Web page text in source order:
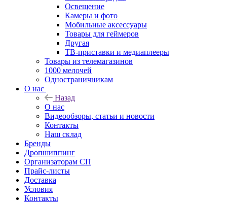
Освещение
Камеры и фото
Мобильные аксессуары
Товары для геймеров
Другая
ТВ-приставки и медиаплееры
Товары из телемагазинов
1000 мелочей
Одностраничникам
О нас
Назад
О нас
Видеообзоры, статьи и новости
Контакты
Наш склад
Бренды
Дропшиппинг
Организаторам СП
Прайс-листы
Доставка
Условия
Контакты